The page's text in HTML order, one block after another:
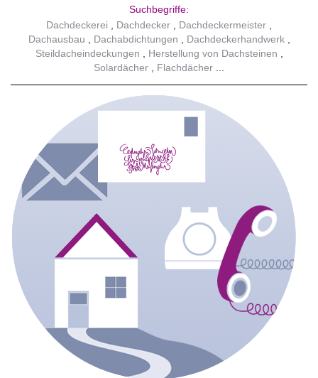
Suchbegriffe:
Dachdeckerei
Dachdecker
Dachdeckermeister
Dachausbau
Dachabdichtungen
Dachdeckerhandwerk
Steildacheindeckungen
Herstellung von Dachsteinen
Solardächer
Flachdächer